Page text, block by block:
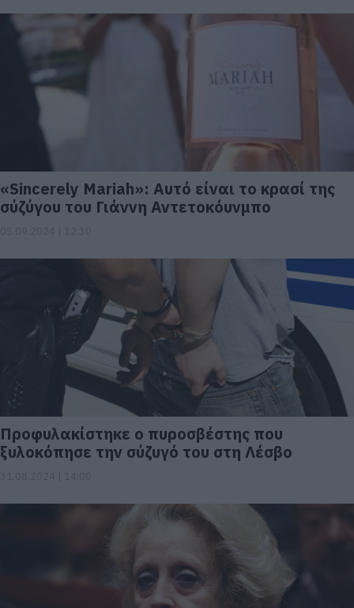
«Sincerely Mariah»: Αυτό είναι το κρασί της
σύζύγου του Γιάννη Αντετοκόυνμπο
Προφυλακίστηκε ο πυροσβέστης που
ξυλοκόπησε την σύζυγό του στη Λέσβο